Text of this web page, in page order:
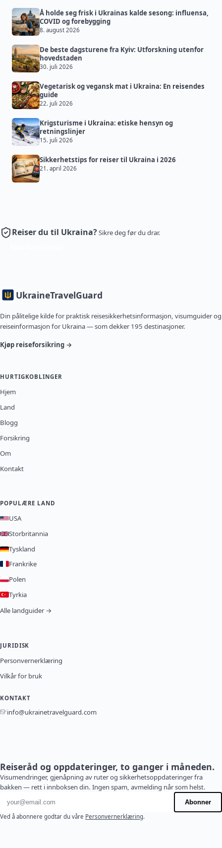
Å holde seg frisk i Ukrainas kalde sesong: influensa,
COVID og forebygging
8. august 2026
De beste dagsturene fra Kyiv: Utforskning utenfor
hovedstaden
30. juli 2026
Vegetarisk og vegansk mat i Ukraina: En reisendes
guide
22. juli 2026
Krigsturisme i Ukraina: etiske hensyn og
retningslinjer
15. juli 2026
Sikkerhetstips for reiser til Ukraina i 2026
21. april 2026
Reiser du til Ukraina?Sikre deg før du drar.
UkraineTravelGuard
Din pålitelige kilde for praktisk reisesikkerhetsinformasjon, visumguider og
reiseinformasjon for Ukraina — som dekker 195 destinasjoner.
Kjøp reiseforsikring →
HURTIGKOBLINGER
Hjem
Land
Blogg
Forsikring
Om
Kontakt
POPULÆRE LAND
USA
Storbritannia
Tyskland
Frankrike
Polen
Tyrkia
Alle landguider →
JURIDISK
Personvernerklæring
Vilkår for bruk
KONTAKT
info@ukrainetravelguard.com
Reiseråd og oppdateringer, to ganger i måneden.
Visumendringer, gjenåpning av ruter og sikkerhetsoppdateringer fra
bakken — rett i innboksen din. Ingen spam, avmelding når som helst.
E-postadresse
Abonner
Ved å abonnere godtar du våre Personvernerklæring.